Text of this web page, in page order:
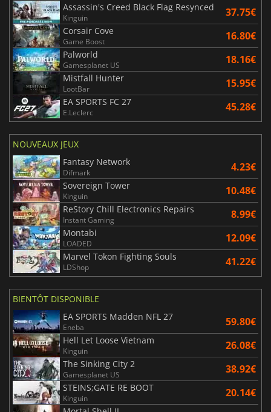
Assassin's Creed Black Flag Resynced
Kinguin 37.75€
Corsair Cove
Game Boost 16.80€
Palworld
Gamesplanet US 18.16€
Mistfall Hunter
LootBar 15.95€
EA SPORTS FC 27
E.Leclerc 45.28€
NOUVEAUX JEUX
Fantasy Network
Difmark 4.23€
Sovereign Tower
Kinguin 10.48€
ReStory Chill Electronics Repairs
Instant Gaming 8.99€
Montabi
LOADED 12.09€
Marvel Tokon Fighting Souls
LDShop 41.22€
BIENTÔT DISPONIBLE
EA SPORTS Madden NFL 27
Eneba 59.80€
Hell Let Loose Vietnam
Kinguin 26.08€
The Sinking City 2
Gamesplanet US 38.92€
STEINS;GATE RE BOOT
Kinguin 20.14€